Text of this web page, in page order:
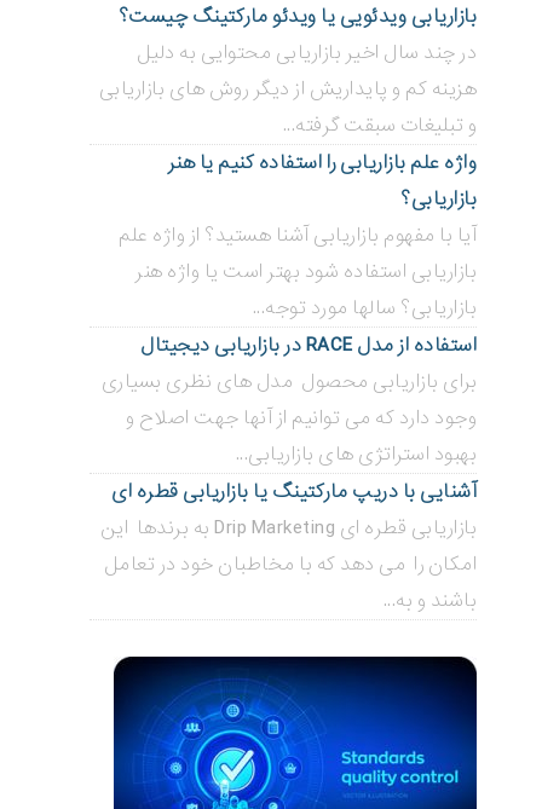
بازاریابی ویدئویی ‌یا ویدئو مارکتینگ چیست؟
در چند سال اخیر بازاریابی محتوایی به دلیل
هزینه کم و پایداریش از دیگر روش های بازاریابی
و تبلیغات سبقت گرفته...
واژه علم بازاریابی را استفاده کنیم یا هنر
بازاریابی؟
آیا با مفهوم بازاریابی آشنا هستید؟ از واژه علم
بازاریابی استفاده شود بهتر است یا واژه هنر
بازاریابی؟ سالها مورد توجه...
استفاده از مدل RACE در بازاریابی دیجیتال
برای بازاریابی محصول مدل های نظری بسیاری
وجود دارد که می توانیم از آنها جهت اصلاح و
بهبود استراتژی های بازاریابی...
آشنایی با دریپ مارکتینگ یا بازاریابی قطره ای
بازاریابی قطره ای Drip Marketing به برندها این
امکان را می دهد که با مخاطبان خود در تعامل
باشند و به...